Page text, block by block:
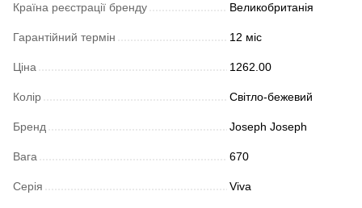
Країна реєстрації бренду Великобританія
Гарантійний термін 12 міс
Ціна 1262.00
Колір Світло-бежевий
Бренд Joseph Joseph
Вага 670
Серія Viva